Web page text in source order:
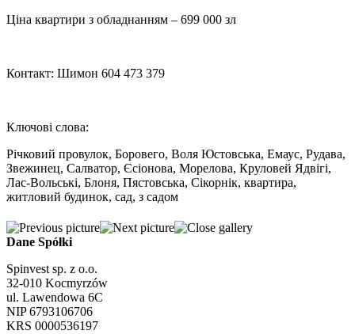
Ціна квартири з обладнанням – 699 000 зл
Контакт: Шимон 604 473 379
Ключові слова:
Річковий провулок, Боровего, Воля Юстовська, Емаус, Рудава,
Звежинец, Салватор, Єсіонова, Морелова, Круловей Ядвігі,
Лас-Вольські, Блоня, Пястовська, Сікорнік, квартира,
житловий будинок, сад, з садом
Dane Spółki
Spinvest sp. z o.o.
32-010 Kocmyrzów
ul. Lawendowa 6C
NIP 6793106706
KRS 0000536197